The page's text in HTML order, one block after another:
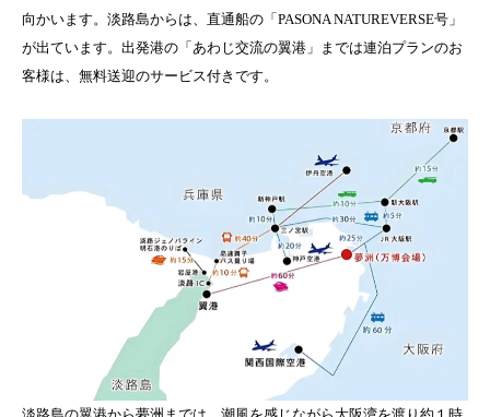
向かいます。淡路島からは、直通船の「PASONA NATUREVERSE号」
が出ています。出発港の「あわじ交流の翼港」までは連泊プランのお
客様は、無料送迎のサービス付きです。